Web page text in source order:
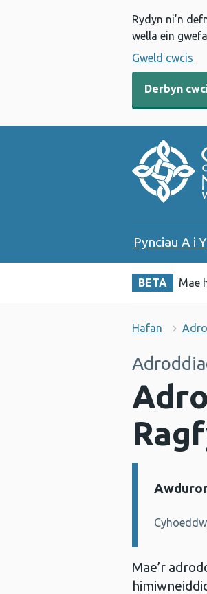
Rydyn ni’n
wella ein
Gweld cwcis
Derbyn
Pynciau A i Y
BETA Mae
Hafan
Manylion:
Mae’r